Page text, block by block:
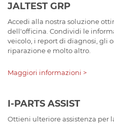
JALTEST GRP
Accedi alla nostra soluzione
dell'officina. Condividi le
veicolo, i report di diagnosi, gli
riparazione e molto altro.
Maggiori informazioni >
I-PARTS ASSIST
Ottieni ulteriore assistenza per